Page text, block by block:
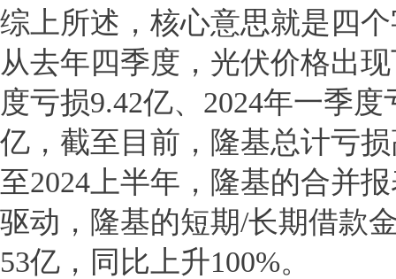
综上所述，核心意思就是四
从去年四季度，光伏价格出
度亏损9.42亿、2024年一季
亿，截至目前，隆基总计亏
至2024上半年，隆基的合并
驱动，隆基的短期/长期借款
53亿，同比上升100%。